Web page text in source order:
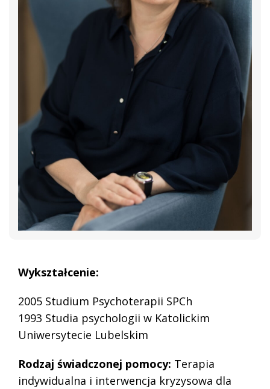
Wykształcenie:
2005 Studium Psychoterapii SPCh
1993 Studia psychologii w Katolickim
Uniwersytecie Lubelskim
Rodzaj świadczonej pomocy: Terapia
indywidualna i interwencja kryzysowa dla